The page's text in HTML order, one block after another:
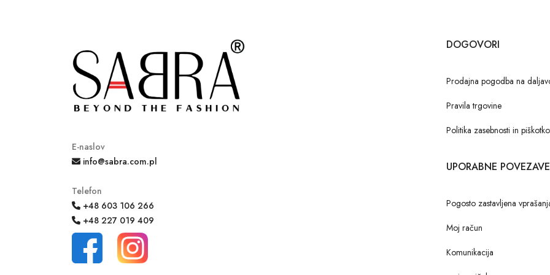
E-naslov
info@sabra.com.pl
Telefon
+48 603 106 266
+48 227 019 409
DOGOVORI
Prodajna pogodba na
Pravila trgovine
Politika zasebnosti in
UPORABNE POVEZAVE
Pogosto zastavljena
Moj račun
Komunikacija